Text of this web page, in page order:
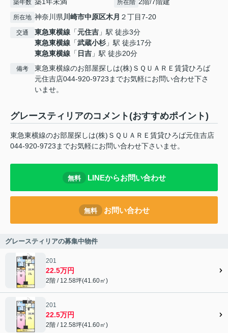
築年数 築1年未満 所在階 2階/7階建
所在地 神奈川県川崎市中原区木月 ２丁目7-20
交通 東急東横線 「元住吉 」駅 徒歩3分
東急東横線 「武蔵小杉 」駅 徒歩17分
東急東横線 「 日吉 」駅 徒歩20分
備考
東急東横線のお部屋探しは(株)ＳＱＵＡＲＥ賃貸ひろば
元住吉店044-920-9723までお気軽にお問い合わせ下さ
いませ。
グレースティリアのコメント(おすすめポイント)
東急東横線のお部屋探しは(株)ＳＱＵＡＲＥ賃貸ひろば元住吉店
044-920-9723までお気軽にお問い合わせ下さいませ。
無料 LINEからお問い合わせ
無料 お問い合わせ
グレースティリアの募集中物件
201
22.5万円
2階 / 12.58坪(41.60㎡)
201
22.5万円
2階 / 12.58坪(41.60㎡)